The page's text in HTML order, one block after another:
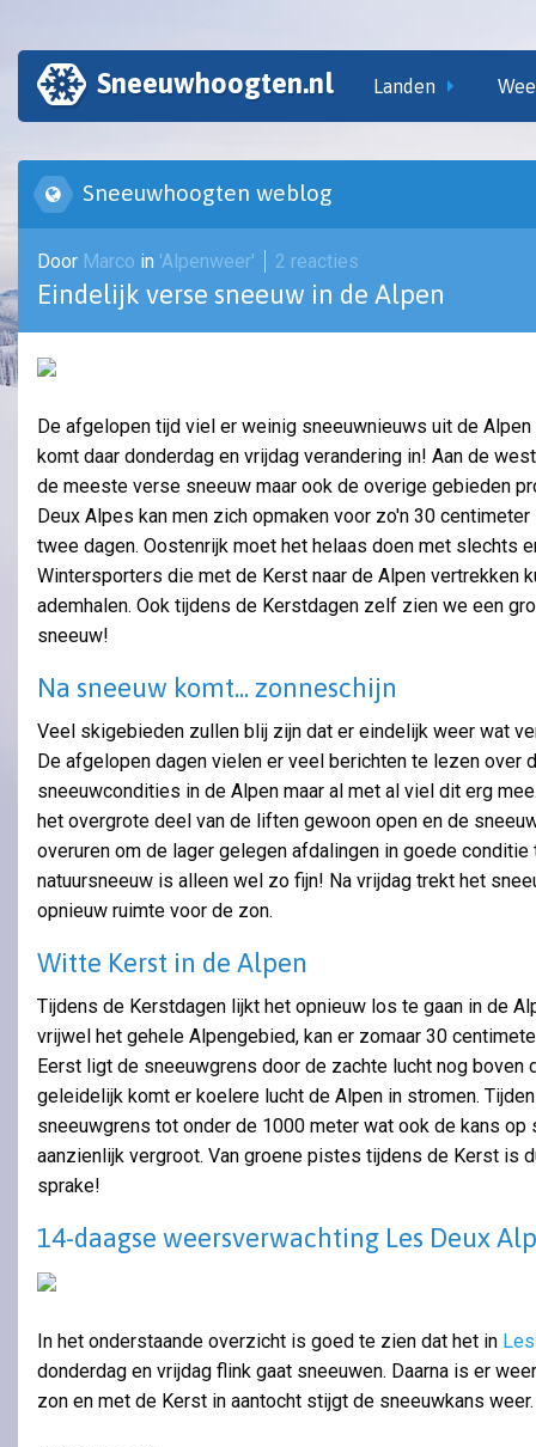
Sneeuwhoogten.nl Landen
Sneeuwhoogten weblog
Door Marco in 'Alpenweer' 2 reacties
Eindelijk verse sneeuw in de Alpen
De afgelopen tijd viel er weinig sneeuwnieuws uit de Alpen
komt daar donderdag en vrijdag verandering in! Aan de
de meeste verse sneeuw maar ook de overige gebieden
Deux Alpes kan men zich opmaken voor zo'n 30
twee dagen. Oostenrijk moet het helaas doen met slechts
Wintersporters die met de Kerst naar de Alpen vertrekken
ademhalen. Ook tijdens de Kerstdagen zelf zien we een
sneeuw!
Na sneeuw komt... zonneschijn
Veel skigebieden zullen blij zijn dat er eindelijk weer wat
De afgelopen dagen vielen er veel berichten te lezen over
sneeuwcondities in de Alpen maar al met al viel dit erg
het overgrote deel van de liften gewoon open en de
overuren om de lager gelegen afdalingen in goede conditie
natuursneeuw is alleen wel zo fijn! Na vrijdag trekt het
opnieuw ruimte voor de zon.
Witte Kerst in de Alpen
Tijdens de Kerstdagen lijkt het opnieuw los te gaan in de
vrijwel het gehele Alpengebied, kan er zomaar 30
Eerst ligt de sneeuwgrens door de zachte lucht nog boven
geleidelijk komt er koelere lucht de Alpen in stromen.
sneeuwgrens tot onder de 1000 meter wat ook de kans op
aanzienlijk vergroot. Van groene pistes tijdens de Kerst is
sprake!
14-daagse weersverwachting Les Deux
In het onderstaande overzicht is goed te zien dat het in
donderdag en vrijdag flink gaat sneeuwen. Daarna is er
zon en met de Kerst in aantocht stijgt de sneeuwkans weer.